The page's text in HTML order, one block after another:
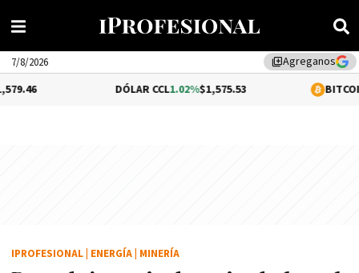
library_addAgreganos
7/8/2026
1.02%$1,575.53 -0.31%
IPROFESIONAL ENERGÍA MINERÍA